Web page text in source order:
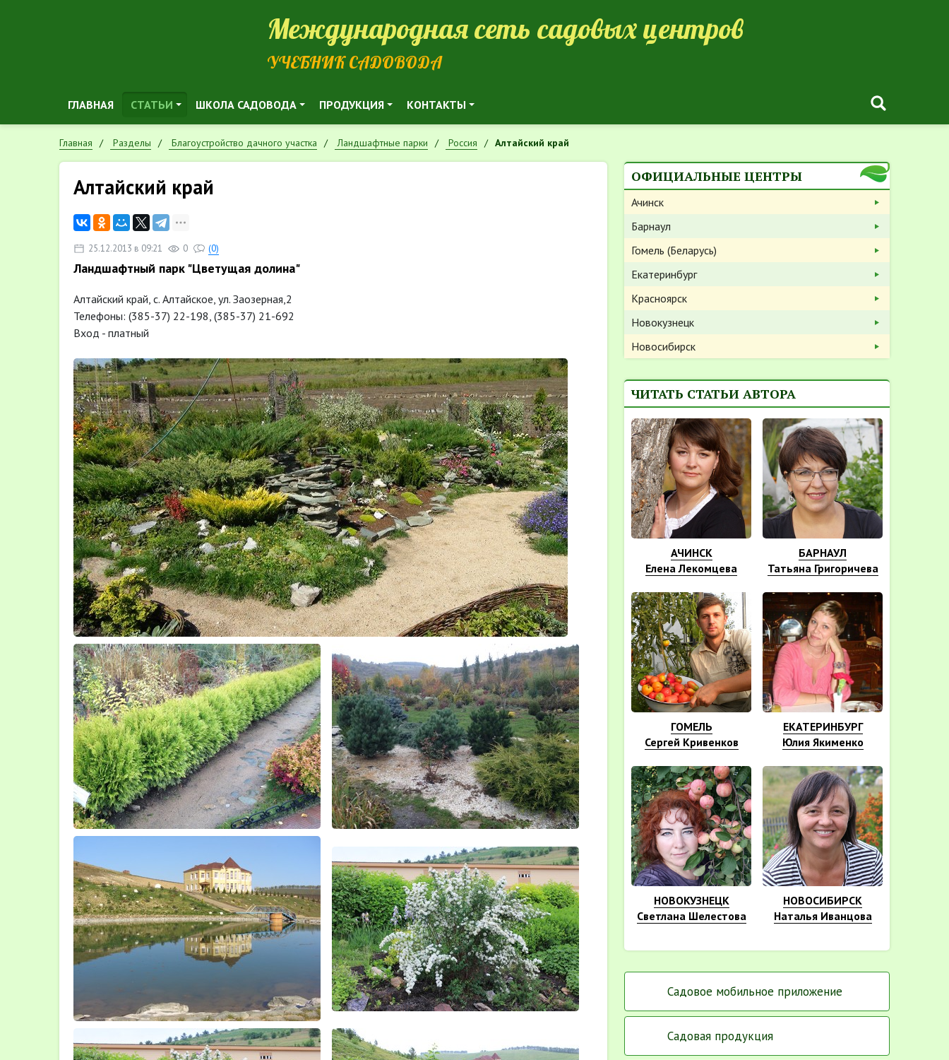
Международная сеть садовых центров
УЧЕБНИК САДОВОДА
ГЛАВНАЯ СТАТЬИ ШКОЛА САДОВОДА ПРОДУКЦИЯ КОНТАКТЫ
Главная Разделы Благоустройство дачного участка Ландшафтные парки Россия Алтайский край
Алтайский край
25.12.2013 в 09:21 0 (0)
Ландшафтный парк "Цветущая долина"
Алтайский край, с. Алтайское, ул. Заозерная,2
Телефоны: (385-37) 22-198, (385-37) 21-692
Вход - платный
ОФИЦИАЛЬНЫЕ ЦЕНТРЫ
Ачинск
Барнаул
Гомель (Беларусь)
Екатеринбург
Красноярск
Новокузнецк
Новосибирск
ЧИТАТЬ СТАТЬИ АВТОРА
АЧИНСК
Елена Лекомцева
БАРНАУЛ
Татьяна Григоричева
ГОМЕЛЬ
Сергей Кривенков
ЕКАТЕРИНБУРГ
Юлия Якименко
НОВОКУЗНЕЦК
Светлана Шелестова
НОВОСИБИРСК
Наталья Иванцова
Садовое мобильное приложение
Садовая продукция